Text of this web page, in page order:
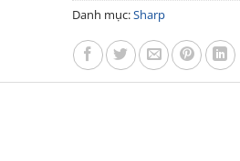
Danh mục:Sharp